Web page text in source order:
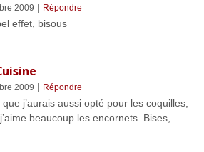
2009 | Répondre
effet, bisous
2009 | Répondre
j’aurais aussi opté pour les coquilles,
beaucoup les encornets. Bises,